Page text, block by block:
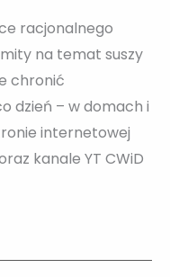
racjonalnego
na temat suszy
chronić
dzień – w domach i
internetowej
kanale YT CWiD